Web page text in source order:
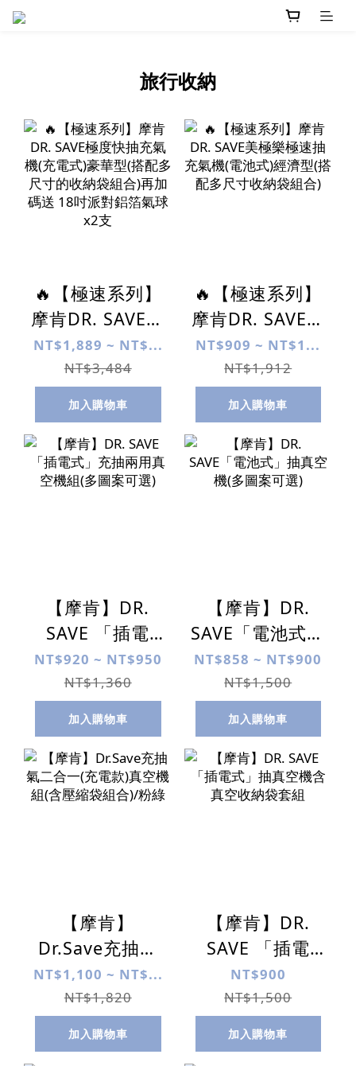
旅行收納
🔥【極速系列】
摩肯DR. SAVE極
度快抽充氣機(充
電式)豪華型(搭
配多尺寸的收納
袋組合)再加碼送
18吋派對鋁箔氣
球x2支
NT$1,889 ~ NT$...
NT$3,484
加入購物車
🔥【極速系列】
摩肯DR. SAVE美
極樂極速抽充氣
機(電池式)經濟
型(搭配多尺寸收
納袋組合)
NT$909 ~ NT$1...
NT$1,912
加入購物車
【摩肯】DR.
SAVE 「插電
式」充抽兩用真
空機組(多圖案可
選)
NT$920 ~ NT$950
NT$1,360
加入購物車
【摩肯】DR.
SAVE「電池式」
抽真空機(多圖案
可選)
NT$858 ~ NT$900
NT$1,500
加入購物車
【摩肯】
Dr.Save充抽氣
二合一(充電款)
真空機組(含壓縮
袋組合)/粉綠
NT$1,100 ~ NT$...
NT$1,820
加入購物車
【摩肯】DR.
SAVE 「插電
式」抽真空機含
真空收納袋套組
NT$900
NT$1,500
加入購物車